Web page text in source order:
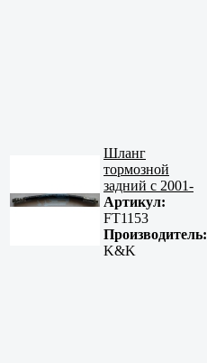
Шланг
тормозной
задний с 2001-
Артикул:
FT1153
Производитель:
K&K